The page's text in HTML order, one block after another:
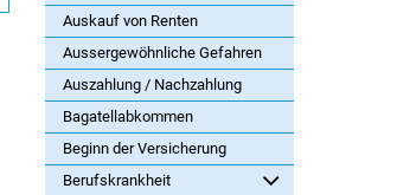
Auskauf von Renten
Aussergewöhnliche Gefahren
Auszahlung / Nachzahlung
Bagatellabkommen
Beginn der Versicherung
Berufskrankheit